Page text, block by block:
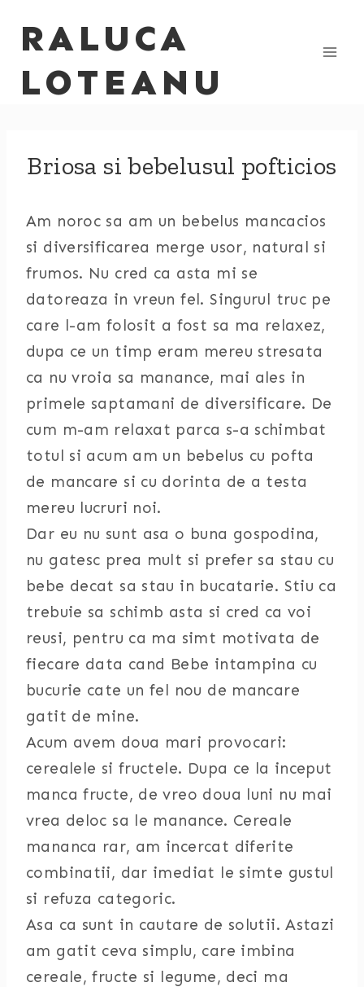
RALUCA
LOTEANU
Briosa si bebelusul pofticios
Am noroc sa am un bebelus mancacios
si diversificarea merge usor, natural si
frumos. Nu cred ca asta mi se
datoreaza in vreun fel. Singurul truc pe
care l-am folosit a fost sa ma relaxez,
dupa ce un timp eram mereu stresata
ca nu vroia sa manance, mai ales in
primele saptamani de diversificare. De
cum m-am relaxat parca s-a schimbat
totul si acum am un bebelus cu pofta
de mancare si cu dorinta de a testa
mereu lucruri noi.
Dar eu nu sunt asa o buna gospodina,
nu gatesc prea mult si prefer sa stau cu
bebe decat sa stau in bucatarie. Stiu ca
trebuie sa schimb asta si cred ca voi
reusi, pentru ca ma simt motivata de
fiecare data cand Bebe intampina cu
bucurie cate un fel nou de mancare
gatit de mine.
Acum avem doua mari provocari:
cerealele si fructele. Dupa ce la inceput
manca fructe, de vreo doua luni nu mai
vrea deloc sa le manance. Cereale
mananca rar, am incercat diferite
combinatii, dar imediat le simte gustul
si refuza categoric.
Asa ca sunt in cautare de solutii. Astazi
am gatit ceva simplu, care imbina
cereale, fructe si legume, deci ma